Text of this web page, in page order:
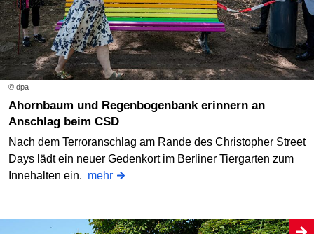
© dpa
Ahornbaum und Regenbogenbank erinnern an
Anschlag beim CSD
Nach dem Terroranschlag am Rande des Christopher Street
Days lädt ein neuer Gedenkort im Berliner Tiergarten zum
Innehalten ein. mehr